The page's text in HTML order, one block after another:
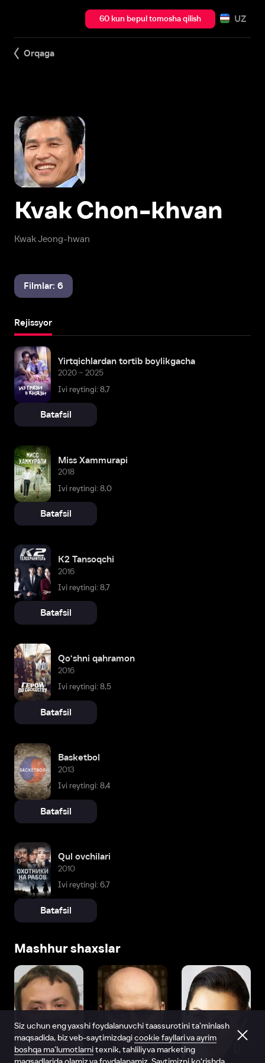
60 kun bepul tomosha qilish UZ
Orqaga
Kwak Jeong-hwan
Kvak Chon-khvan
Filmlar: 6
Rejissyor
Yirtqichlardan tortib boylikgacha
2020 – 2025
Ivi reytingi: 8,7
Batafsil
Miss Xammurapi
2018
Ivi reytingi: 8,0
Batafsil
K2 Tansoqchi
2016
Ivi reytingi: 8,7
Batafsil
Qo‘shni qahramon
2016
Ivi reytingi: 8,5
Batafsil
Basketbol
2013
Ivi reytingi: 8,4
Batafsil
Qul ovchilari
2010
Ivi reytingi: 6,7
Batafsil
Mashhur shaxslar
Siz uchun eng yaxshi foydalanuvchi taassurotini ta’minlash
maqsadida, biz veb-saytimizdagicookie fayllari va ayrim
boshqa ma’lumotlarnitexnik, tahliliy va marketing